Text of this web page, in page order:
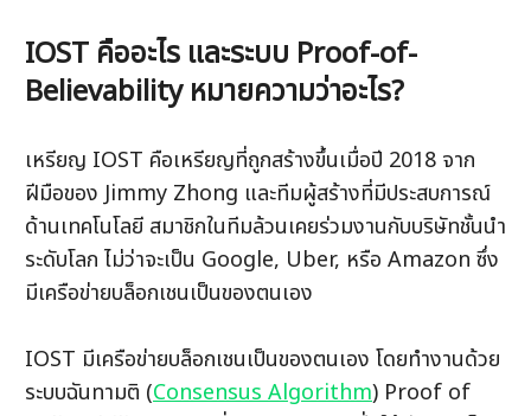
IOST คืออะไร และระบบ Proof-of-
Believability หมายความว่าอะไร?
เหรียญ IOST คือเหรียญที่ถูกสร้างขึ้นเมื่อปี 2018 จาก
ฝีมือของ Jimmy Zhong และทีมผู้สร้างที่มีประสบการณ์
ด้านเทคโนโลยี สมาชิกในทีมล้วนเคยร่วมงานกับบริษัทชั้นนำ
ระดับโลก ไม่ว่าจะเป็น Google, Uber, หรือ Amazon ซึ่ง
IOST มีเครือข่ายบล็อกเชนเป็นของตนเอง โดยทำงานด้วย
ระบบฉันทามติ (Consensus Algorithm) Proof of